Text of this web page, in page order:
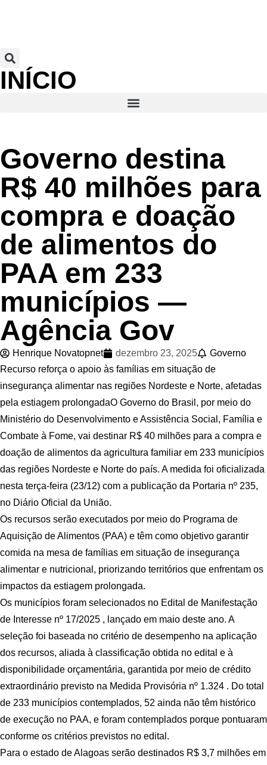
INÍCIO
Governo destina
R$ 40 milhões para
compra e doação
de alimentos do
PAA em 233
municípios —
Agência Gov
Henrique Novatopnet dezembro 23, 2025
Governo
Recurso reforça o apoio às famílias em situação de
insegurança alimentar nas regiões Nordeste e Norte, afetadas
pela estiagem prolongadaO Governo do Brasil, por meio do
Ministério do Desenvolvimento e Assistência Social, Família e
Combate à Fome, vai destinar R$ 40 milhões para a compra e
doação de alimentos da agricultura familiar em 233 municípios
das regiões Nordeste e Norte do país. A medida foi oficializada
nesta terça-feira (23/12) com a publicação da Portaria nº 235,
no Diário Oficial da União.
Os recursos serão executados por meio do Programa de
Aquisição de Alimentos (PAA) e têm como objetivo garantir
comida na mesa de famílias em situação de insegurança
alimentar e nutricional, priorizando territórios que enfrentam os
impactos da estiagem prolongada.
Os municípios foram selecionados no Edital de Manifestação
de Interesse nº 17/2025 , lançado em maio deste ano. A
seleção foi baseada no critério de desempenho na aplicação
dos recursos, aliada à classificação obtida no edital e à
disponibilidade orçamentária, garantida por meio de crédito
extraordinário previsto na Medida Provisória nº 1.324 . Do total
de 233 municípios contemplados, 52 ainda não têm histórico
de execução no PAA, e foram contemplados porque pontuaram
conforme os critérios previstos no edital.
Para o estado de Alagoas serão destinados R$ 3,7 milhões em